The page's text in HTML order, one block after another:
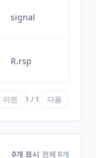
signal
R.rsp
이전 1 / 1 다음
0개 표시 전체 0개